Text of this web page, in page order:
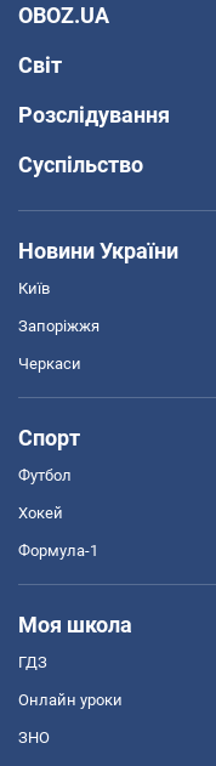
OBOZ.UA
Світ
Розслідування
Суспільство
Новини України
Київ
Запоріжжя
Черкаси
Спорт
Футбол
Хокей
Формула-1
Моя школа
ГДЗ
Онлайн уроки
ЗНО